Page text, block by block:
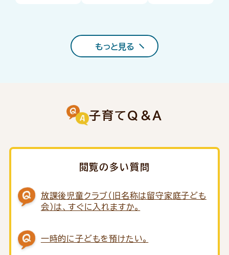
ですか？
もっと見る
子育てQ＆A
閲覧の多い質問
放課後児童クラブ（旧名称は留守家庭子ども
会）は、すぐに入れますか。
一時的に子どもを預けたい。